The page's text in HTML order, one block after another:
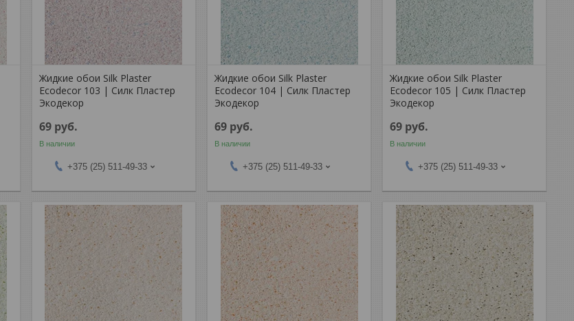
Жидкие обои Silk Plaster
Ecodecor 103 | Силк Пластер
Экодекор
69 руб.
В наличии
+375 (25) 511-49-33
Жидкие обои Silk Plaster
Ecodecor 104 | Силк Пластер
Экодекор
69 руб.
В наличии
+375 (25) 511-49-33
Жидкие обои Silk Plaster
Ecodecor 105 | Силк Пластер
Экодекор
69 руб.
В наличии
+375 (25) 511-49-33